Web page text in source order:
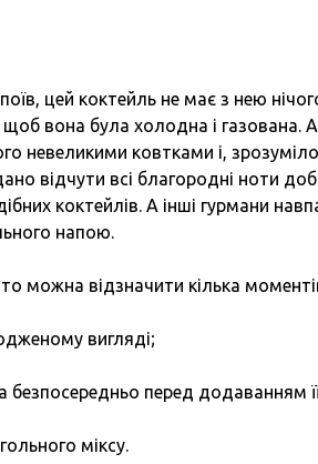
цей коктейль не має з нею
вона була холодна і газована.
невеликими ковтками і,
відчути всі благородні ноти
коктейлів. А інші гурмани
напою.
можна відзначити кілька
вигляді;
перед додаванням
міксу.